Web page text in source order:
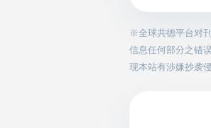
※全球共德平台对
信息任何部分之错
现本站有涉嫌抄袭